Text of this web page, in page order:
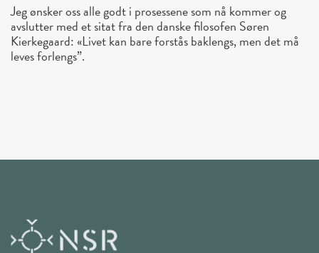
Jeg ønsker oss alle godt i prosessene som nå kommer og
avslutter med et sitat fra den danske filosofen Søren
Kierkegaard: «Livet kan bare forstås baklengs, men det må
leves forlengs”.